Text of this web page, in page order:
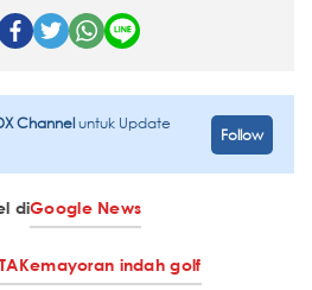
Channeluntuk Update
Follow
diGoogle News
Kemayoran indah golf